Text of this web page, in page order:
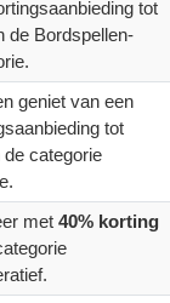
tot
de Bordspellen-
geniet van een
tot
de categorie
met 40% korting